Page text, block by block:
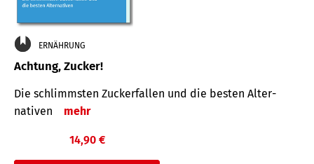
ERNÄHRUNG
Achtung, Zucker!
Die schlimmsten Zucker­fallen und die besten Alter­
nativen
mehr
14,90 €